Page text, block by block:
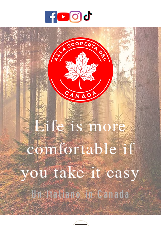
Life is more
comfortable if
you take it easy
Un Italiano in Canada